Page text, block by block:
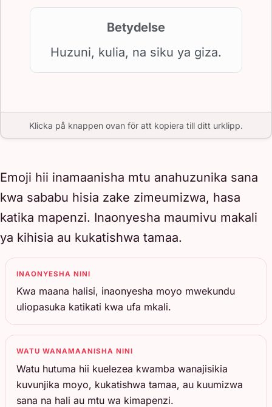
Betydelse
Huzuni, kulia, na siku ya giza.
Klicka på knappen ovan för att kopiera till ditt urklipp.
Emoji hii inamaanisha mtu anahuzunika sana
kwa sababu hisia zake zimeumizwa, hasa
katika mapenzi. Inaonyesha maumivu makali
ya kihisia au kukatishwa tamaa.
INAONYESHA NINI
Kwa maana halisi, inaonyesha moyo mwekundu
uliopasuka katikati kwa ufa mkali.
WATU WANAMAANISHA NINI
Watu hutuma hii kuelezea kwamba wanajisikia
kuvunjika moyo, kukatishwa tamaa, au kuumizwa
sana na hali au mtu wa kimapenzi.